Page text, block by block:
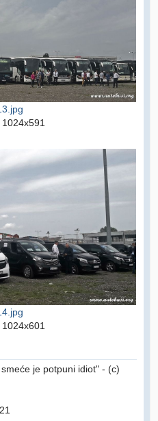
je potpuni idiot" - (c)